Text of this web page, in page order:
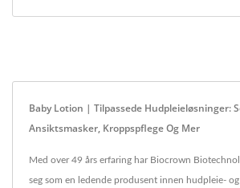
Baby Lotion | Tilpassede Hudpleieløsninger:
Ansiktsmasker, Kroppspflege Og Mer
Med over 49 års erfaring har Biocrown
seg som en ledende produsent innen hudpleie- og